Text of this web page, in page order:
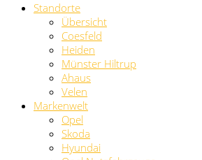
Standorte
Übersicht
Coesfeld
Heiden
Münster Hiltrup
Ahaus
Velen
Markenwelt
Opel
Skoda
Hyundai